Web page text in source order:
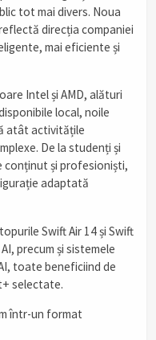
tot mai divers. Noua
direcția companiei
mai eficiente și
Intel și AMD, alături
local, noile
atât activitățile
De la studenți și
conținut și profesioniști,
adaptată
Swift Air 14 și Swift
precum și sistemele
toate beneficiind de
selectate.
într-un format